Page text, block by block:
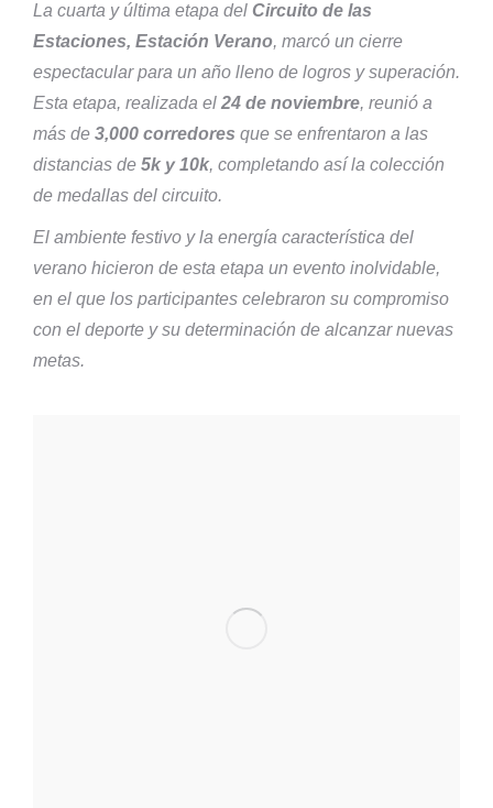
La cuarta y última etapa del Circuito de las
Estaciones, Estación Verano, marcó un cierre
espectacular para un año lleno de logros y superación.
Esta etapa, realizada el 24 de noviembre, reunió a
más de 3,000 corredores que se enfrentaron a las
distancias de 5k y 10k, completando así la colección
de medallas del circuito.
El ambiente festivo y la energía característica del
verano hicieron de esta etapa un evento inolvidable,
en el que los participantes celebraron su compromiso
con el deporte y su determinación de alcanzar nuevas
metas.